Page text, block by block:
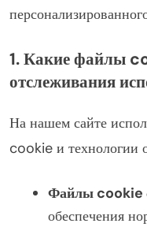
1. Какие файлы
отслеживания
На нашем сайте
cookie и технологии
Файлы cookie
обеспечения